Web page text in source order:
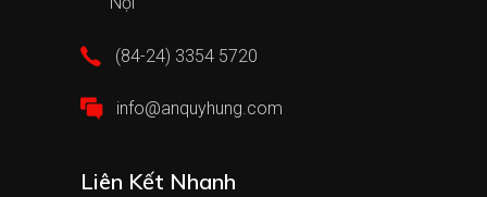
(84-24) 3354 5720
info@anquyhung.com
Liên Kết Nhanh